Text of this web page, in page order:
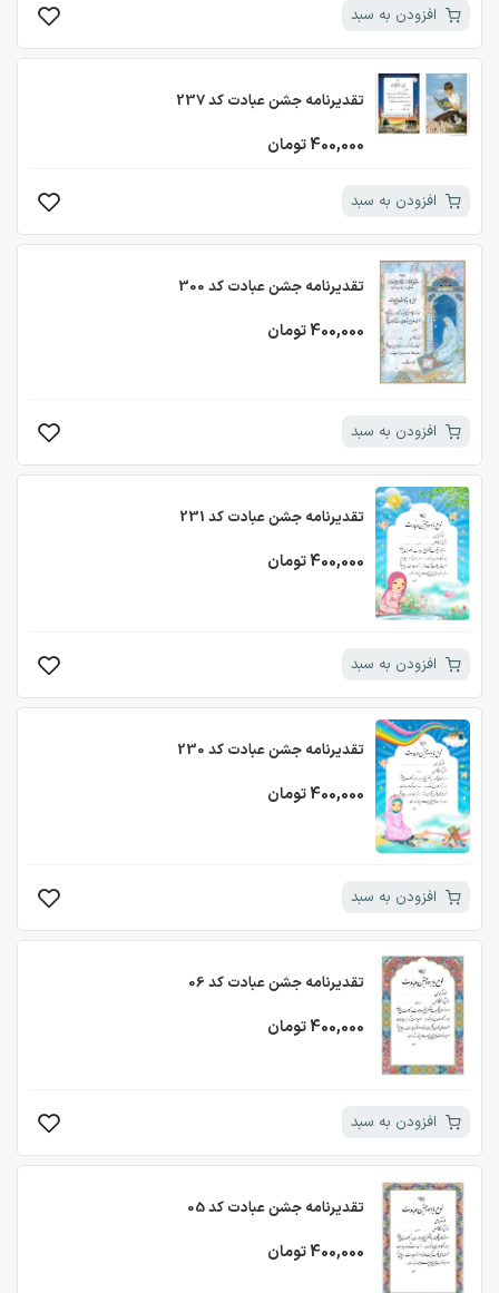
افزودن به سبد
تقدیرنامه جشن عبادت کد 237
400,000 تومان
افزودن به سبد
تقدیرنامه جشن عبادت کد 300
400,000 تومان
افزودن به سبد
تقدیرنامه جشن عبادت کد 231
400,000 تومان
افزودن به سبد
تقدیرنامه جشن عبادت کد 230
400,000 تومان
افزودن به سبد
تقدیرنامه جشن عبادت کد 06
400,000 تومان
افزودن به سبد
تقدیرنامه جشن عبادت کد 05
400,000 تومان